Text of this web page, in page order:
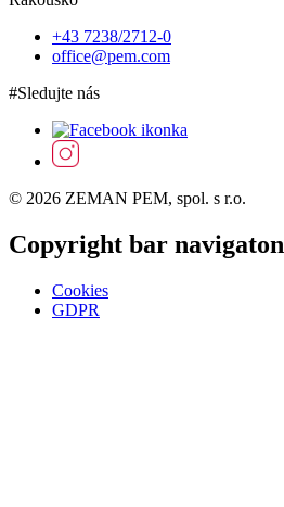
+43 7238/2712-0
office@pem.com
#Sledujte nás
© 2026 ZEMAN PEM, spol. s r.o.
Copyright bar navigaton
Cookies
GDPR